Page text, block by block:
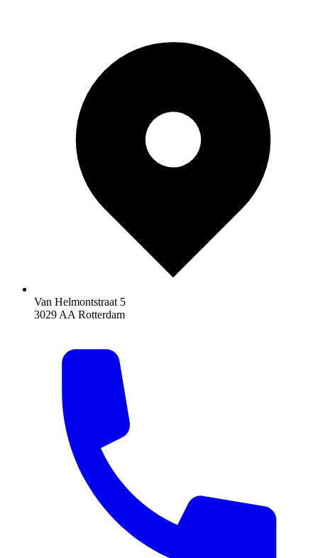
Van Helmontstraat 5
3029 AA Rotterdam